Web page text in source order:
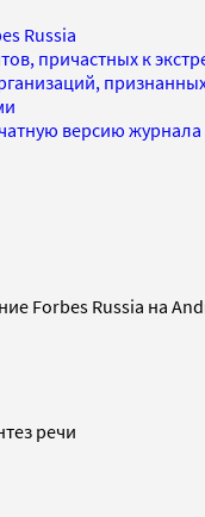
Russia
причастных к
версию журнала
Forbes Russia на
речи